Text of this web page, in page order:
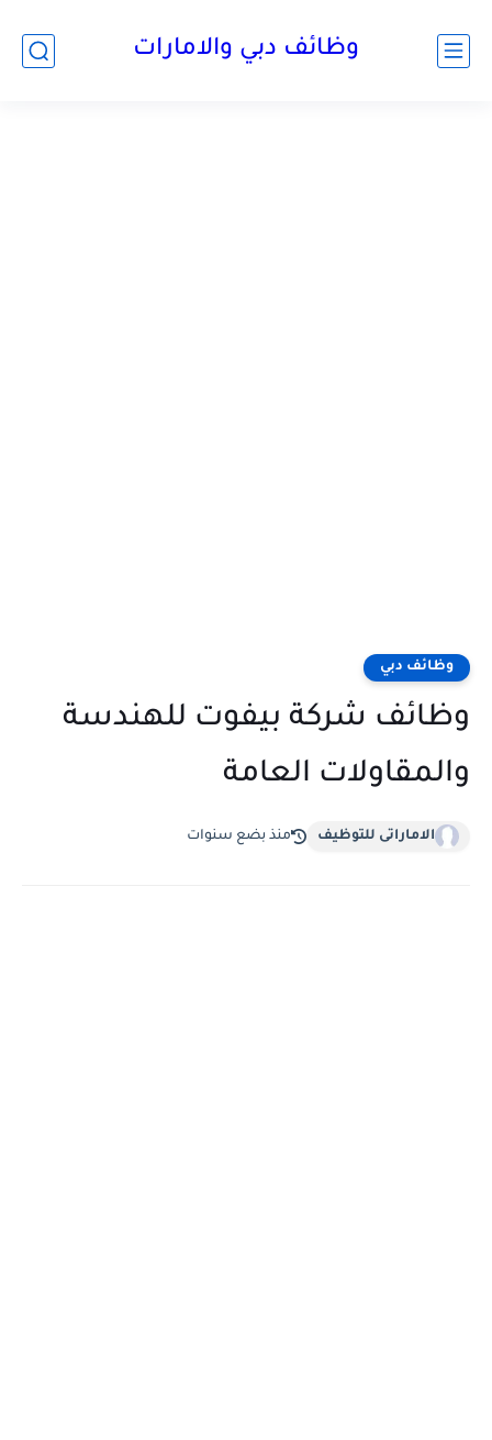
وظائف دبي والامارات
وظائف دبي
وظائف شركة بيفوت للهندسة
والمقاولات العامة
الاماراتى للتوظيف منذ بضع سنوات